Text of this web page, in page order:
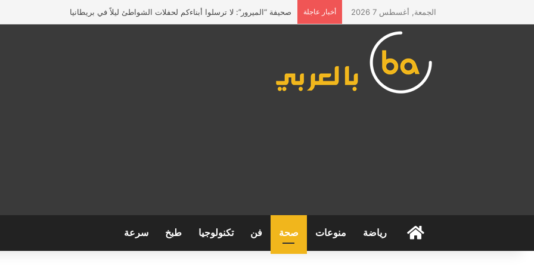
الجمعة, أغسطس 7 2026 أخبار عاجلة صحيفة “الميرور”: لا ترسلوا أبناءكم لحفلات الشواطئ ليلاً في بريطانيا
الرئيسيةرياضة منوعات صحة فن تكنولوجيا طبخ سرعة